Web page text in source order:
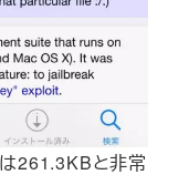
261.3KBと非常